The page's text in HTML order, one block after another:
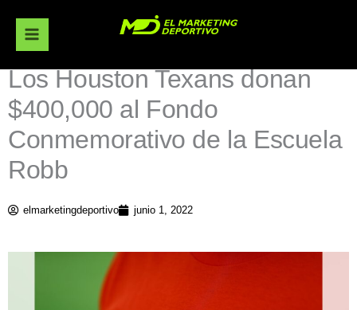
contenido
Los Houston Texans donan
$400,000 al Fondo
Conmemorativo de la Escuela
Robb
elmarketingdeportivo junio 1, 2022